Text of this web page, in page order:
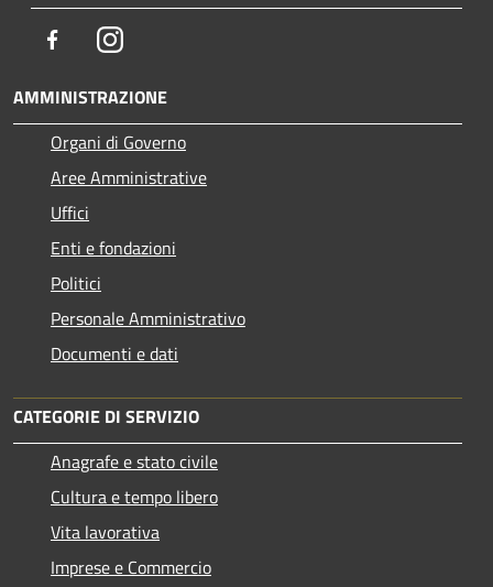
FacebookInstagram
AMMINISTRAZIONE
Organi di Governo
Aree Amministrative
Uffici
Enti e fondazioni
Politici
Personale Amministrativo
Documenti e dati
CATEGORIE DI SERVIZIO
Anagrafe e stato civile
Cultura e tempo libero
Vita lavorativa
Imprese e Commercio